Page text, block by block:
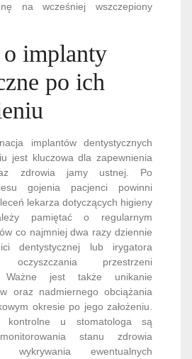
na wcześniej wszczepiony
o implanty
po ich
implantów dentystycznych
jest kluczowa dla zapewnienia
zdrowia jamy ustnej. Po
gojenia pacjenci powinni
lekarza dotyczących higieny
pamiętać o regularnym
co najmniej dwa razy dziennie
dentystycznej lub irygatora
przestrzeni
Ważne jest także unikanie
oraz nadmiernego obciążania
okresie po jego założeniu.
kontrolne u stomatologa są
stanu zdrowia
wykrywania ewentualnych